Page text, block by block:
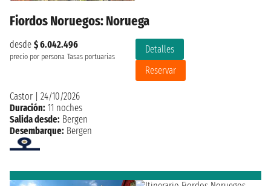
Fiordos Noruegos: Noruega
desde $ 6.042.496
precio por persona Tasas portuarias
Detalles
Reservar
Castor
24/10/2026
Duración: 11 noches
Salida desde: Bergen
Desembarque: Bergen